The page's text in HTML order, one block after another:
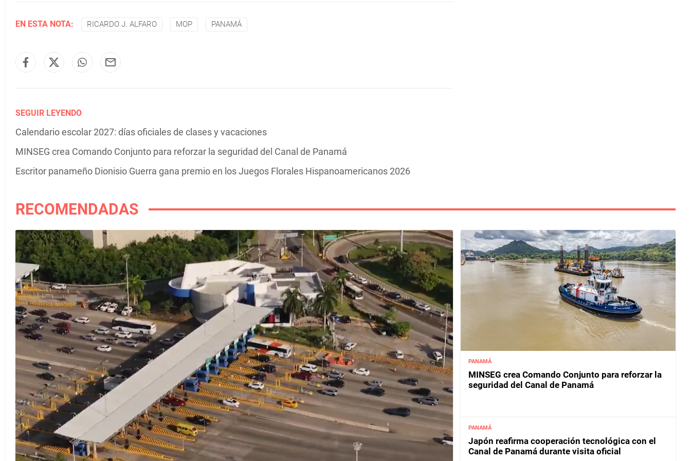
EN ESTA NOTA: RICARDO J. ALFARO MOP PANAMÁ
SEGUIR LEYENDO
Calendario escolar 2027: días oficiales de clases y vacaciones
MINSEG crea Comando Conjunto para reforzar la seguridad del Canal de Panamá
Escritor panameño Dionisio Guerra gana premio en los Juegos Florales Hispanoamericanos 2026
RECOMENDADAS
PANAMÁ
MINSEG crea Comando Conjunto para reforzar la
seguridad del Canal de Panamá
PANAMÁ
Japón reafirma cooperación tecnológica con el
Canal de Panamá durante visita oficial